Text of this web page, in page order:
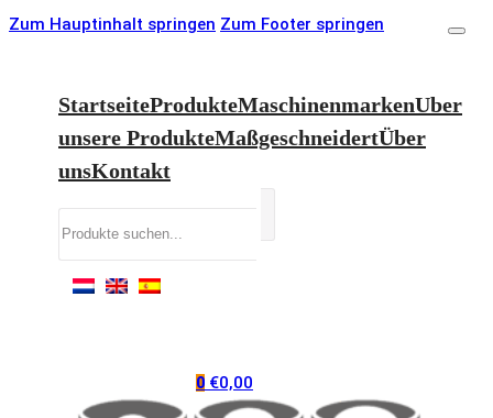
Zum Hauptinhalt springen Zum Footer springen
StartseiteProdukteMaschinenmarkenUber
unsere ProdukteMaßgeschneidertÜber
unsKontakt
0 €0,00